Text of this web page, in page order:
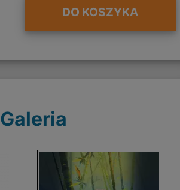
DO KOSZYKA
Galeria